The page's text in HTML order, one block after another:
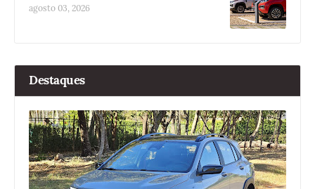
agosto 03, 2026
Destaques